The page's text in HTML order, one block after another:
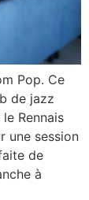
Pop. Ce
de jazz
Rennais
une session
de
à